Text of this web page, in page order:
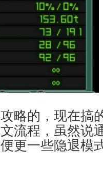
攻略的，现在
流程，虽然说
更一些隐退模